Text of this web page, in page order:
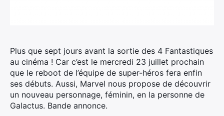
Plus que sept jours avant la sortie des 4 Fantastiques
au cinéma ! Car c’est le mercredi 23 juillet prochain
que le reboot de l’équipe de super-héros fera enfin
ses débuts. Aussi, Marvel nous propose de découvrir
un nouveau personnage, féminin, en la personne de
Galactus. Bande annonce.